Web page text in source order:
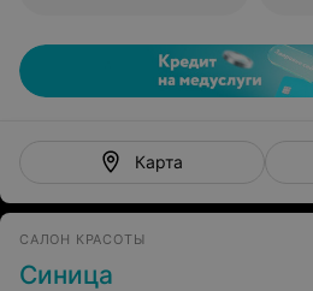
Карта
САЛОН КРАСОТЫ
Синица